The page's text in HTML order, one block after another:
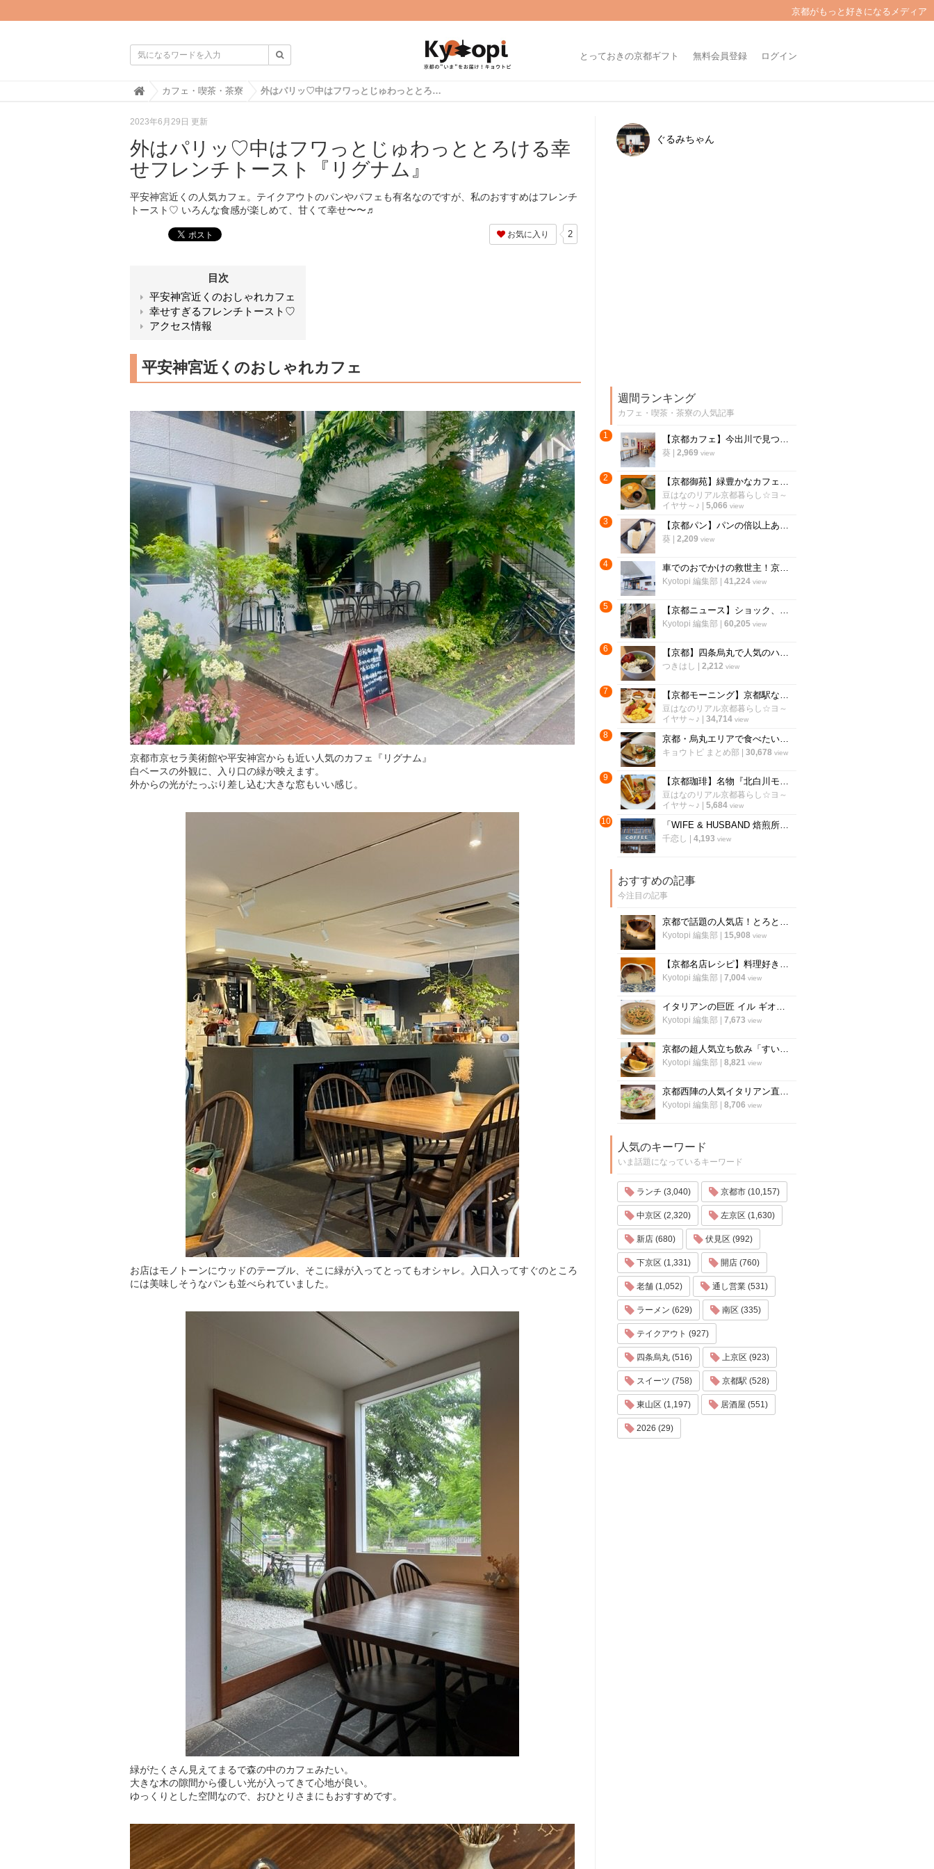
京都がもっと好きになるメディア
とっておきの京都ギフト 無料会員登録 ログイン
H
e
カフェ・喫茶・茶寮 外はパリッ♡中はフワっとじゅわっととろける幸せフレンチトースト『リグナム』
2023年6月29日 更新
外はパリッ♡中はフワっとじゅわっととろける幸
せフレンチトースト『リグナム』
平安神宮近くの人気カフェ。テイクアウトのパンやパフェも有名なのですが、私のおすすめはフレンチ
トースト♡ いろんな食感が楽しめて、甘くて幸せ〜〜♬
お気に入り 2
目次
平安神宮近くのおしゃれカフェ
幸せすぎるフレンチトースト♡
アクセス情報
平安神宮近くのおしゃれカフェ
京都市京セラ美術館や平安神宮からも近い人気のカフェ『リグナム』
白ベースの外観に、入り口の緑が映えます。
外からの光がたっぷり差し込む大きな窓もいい感じ。
お店はモノトーンにウッドのテーブル、そこに緑が入ってとってもオシャレ。入口入ってすぐのところ
には美味しそうなパンも並べられていました。
緑がたくさん見えてまるで森の中のカフェみたい。
大きな木の隙間から優しい光が入ってきて心地が良い。
ゆっくりとした空間なので、おひとりさまにもおすすめです。
ぐるみちゃん
週間ランキング
カフェ・喫茶・茶寮の人気記事
1 【京都カフェ】今出川で見つけた"本格中華ティースタンド" 夜カフェ利用もできる
葵 2,969 view
2 【京都御苑】緑豊かなカフェでモーニング開始！朝活に老舗パン謹製『あんバタートースト』を☆
豆はなのリアル京都暮らし☆ヨ～
イヤサ～♪
5,066 view
3 【京都パン】パンの倍以上ある分厚さ！20年以上愛される「京風厚焼き玉子サンド」の極上テイクアウト
葵 2,209 view
4 車でのおでかけの救世主！京都市内で駐車場が3台以上あるカフェ【まとめ】
Kyotopi 編集部 41,224 view
5 【京都ニュース】ショック、残念の声広がる 出町の老舗喫茶が6月下旬閉店へ
Kyotopi 編集部 60,205 view
6 【京都】四条烏丸で人気のハワイアンカフェ！話題のアサイーボウルも「エッグスシングス」
つきはし 2,212 view
7 【京都モーニング】京都駅ならココが空いてる！京都を代表する老舗喫茶『イノダコーヒ』
豆はなのリアル京都暮らし☆ヨ～
イヤサ～♪
34,714 view
8 京都・烏丸エリアで食べたい「絶品モーニング厳選６店」朝から京都を満喫しよう！【まとめ】
キョウトピ まとめ部 30,678 view
9 【京都珈琲】名物『北白川モーニング』は丼状でラテアート付☆老舗本店「ワールドコーヒー」
豆はなのリアル京都暮らし☆ヨ～
イヤサ～♪
5,684 view
10 「WIFE & HUSBAND 焙煎所」が6/1移転オープン！ギャラリーも併設【京都・北大路】
千恋し 4,193 view
おすすめの記事
今注目の記事
京都で話題の人気店！とろとろ濃厚バスクチーズケーキの作り方〜「フォーチュンガーデン京都」
Kyotopi 編集部 15,908 view
【京都名店レシピ】料理好き必見！京名物の鯖寿司を自宅でつくる！「酒房わかば」
Kyotopi 編集部 7,004 view
イタリアンの巨匠 イル ギオットーネ笹島シェフ直伝「ボンゴレビアンコ」の作り方
Kyotopi 編集部 7,673 view
京都の超人気立ち飲み「すいば」が美味しい『から揚げ』の作り方を伝授！
Kyotopi 編集部 8,821 view
京都西陣の人気イタリアン直伝「アンチョビのオイルパスタ」の作り方
Kyotopi 編集部 8,706 view
人気のキーワード
いま話題になっているキーワード
ランチ (3,040) 京都市 (10,157)
中京区 (2,320) 左京区 (1,630)
新店 (680) 伏見区 (992)
下京区 (1,331) 開店 (760)
老舗 (1,052) 通し営業 (531)
ラーメン (629) 南区 (335)
テイクアウト (927)
四条烏丸 (516) 上京区 (923)
スイーツ (758) 京都駅 (528)
東山区 (1,197) 居酒屋 (551)
2026 (29)